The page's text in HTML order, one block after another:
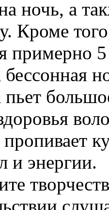
ночь, а
Кроме
примерно
пропивает
и энергии.